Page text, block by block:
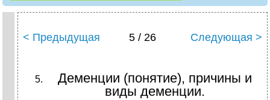
< Предыдущая 5 / 26 Следующая >
Деменции (понятие), причины и
виды деменции.